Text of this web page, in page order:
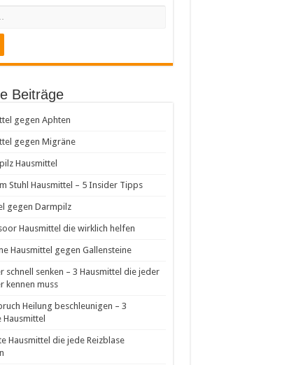
Beiträge
gegen Aphten
gegen Migräne
Hausmittel
Stuhl Hausmittel – 5 Insider Tipps
gegen Darmpilz
Hausmittel die wirklich helfen
Hausmittel gegen Gallensteine
schnell senken – 3 Hausmittel die jeder
kennen muss
Heilung beschleunigen – 3
Hausmittel die jede Reizblase